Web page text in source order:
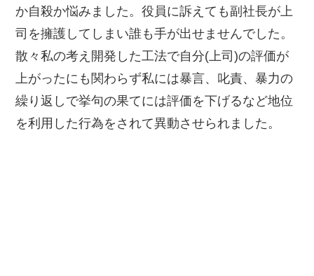
か自殺か悩みました。役員に訴えても副社長が上
司を擁護してしまい誰も手が出せませんでした。
散々私の考え開発した工法で自分(上司)の評価が
上がったにも関わらず私には暴言、叱責、暴力の
繰り返しで挙句の果てには評価を下げるなど地位
を利用した行為をされて異動させられました。